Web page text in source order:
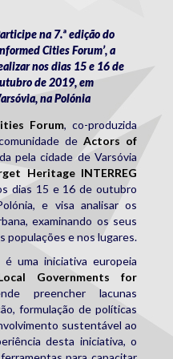
na 7.ª edição do
Cities Forum’, a
nos dias 15 e 16 de
de 2019, em
na Polónia
Forum, co-produzida
de Actors of
pela cidade de Varsóvia
Heritage INTERREG
dias 15 e 16 de outubro
e visa analisar os
examinando os seus
populações e nos lugares.
é uma iniciativa europeia
Governments for
preencher lacunas
formulação de políticas
sustentável ao
desta iniciativa, o